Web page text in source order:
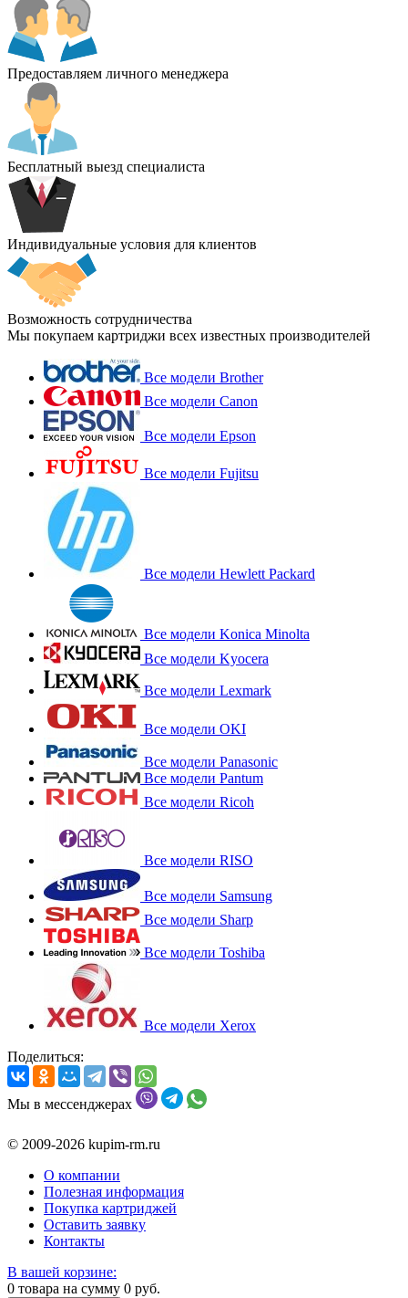
Предоставляем личного менеджера
Бесплатный выезд специалиста
Индивидуальные условия для клиентов
Возможность сотрудничества
Мы покупаем картриджи всех известных производителей
Все модели Brother
Все модели Canon
Все модели Epson
Все модели Fujitsu
Все модели Hewlett Packard
Все модели Konica Minolta
Все модели Kyocera
Все модели Lexmark
Все модели OKI
Все модели Panasonic
Все модели Pantum
Все модели Ricoh
Все модели RISO
Все модели Samsung
Все модели Sharp
Все модели Toshiba
Все модели Xerox
Поделиться:
Мы в мессенджерах
© 2009-2026 kupim-rm.ru
О компании
Полезная информация
Покупка картриджей
Оставить заявку
Контакты
В вашей корзине:
0 товара на сумму 0 руб.